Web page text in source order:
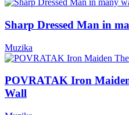
Sharp Dressed Man in
Muzika
POVRATAK Iron
Wall